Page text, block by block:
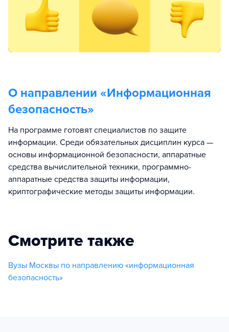
О направлении «Информационная
безопасность»
На программе готовят специалистов по защите
информации. Среди обязательных дисциплин курса —
основы информационной безопасности, аппаратные
средства вычислительной техники, программно-
аппаратные средства защиты информации,
криптографические методы защиты информации.
Смотрите также
Вузы Москвы по направлению «информационная
безопасность»